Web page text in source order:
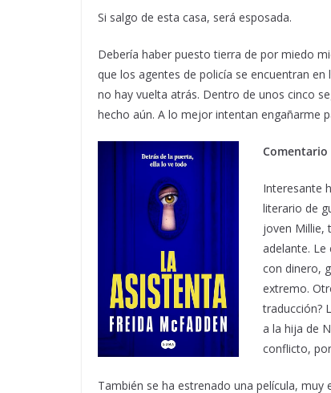
Si salgo de esta casa, será esposada.
Debería haber puesto tierra de por miedo
que los agentes de policía se encuentran
no hay vuelta atrás. Dentro de unos cinco
hecho aún. A lo mejor intentan engañarme
Comentario
Interesante
literario de
joven Millie,
adelante. Le
con dinero,
extremo.
traducción?
a la hija de
conflicto,
También se ha estrenado una película,